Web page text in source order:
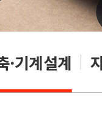
·기계설계